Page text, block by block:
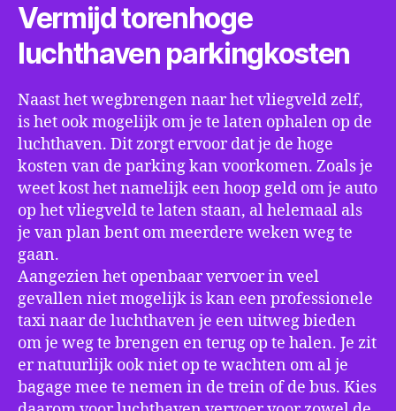
Vermijd torenhoge
luchthaven parkingkosten
Naast het wegbrengen naar het vliegveld zelf,
is het ook mogelijk om je te laten ophalen op de
luchthaven. Dit zorgt ervoor dat je de hoge
kosten van de parking kan voorkomen. Zoals je
weet kost het namelijk een hoop geld om je auto
op het vliegveld te laten staan, al helemaal als
je van plan bent om meerdere weken weg te
gaan.
Aangezien het openbaar vervoer in veel
gevallen niet mogelijk is kan een professionele
taxi naar de luchthaven je een uitweg bieden
om je weg te brengen en terug op te halen. Je zit
er natuurlijk ook niet op te wachten om al je
bagage mee te nemen in de trein of de bus. Kies